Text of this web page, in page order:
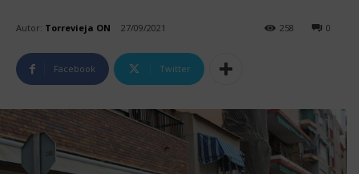
Autor: Torrevieja ON 27/09/2021 0
258
Facebook Twitter